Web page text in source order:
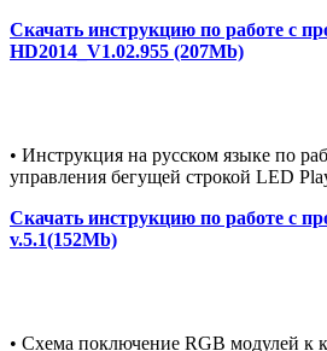
Скачать инструкцию по работе с
HD2014_V1.02.955 (207Mb)
• Инструкция на русском языке по
управления бегущей строкой LED
Скачать инструкцию по работе с
v.5.1(152Mb)
• Схема поключение RGB модулей к